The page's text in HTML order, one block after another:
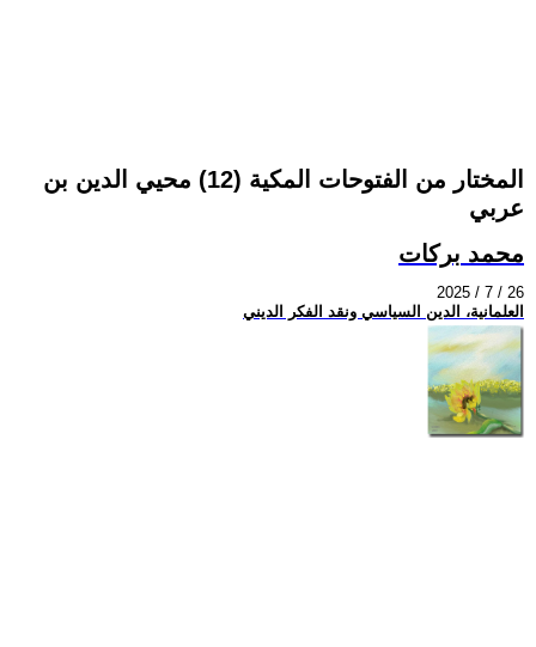
المختار من الفتوحات المكية (12) محيي الدين بن
عربي
محمد بركات
2025 / 7 / 26
العلمانية، الدين السياسي ونقد الفكر الديني